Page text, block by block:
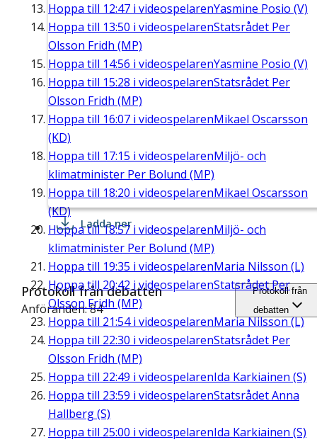
Hoppa till 12:47 i videospelarenYasmine Posio (V)
Hoppa till 13:50 i videospelarenStatsrådet Per
Olsson Fridh (MP)
Hoppa till 14:56 i videospelarenYasmine Posio (V)
Hoppa till 15:28 i videospelarenStatsrådet Per
Olsson Fridh (MP)
Hoppa till 16:07 i videospelarenMikael Oscarsson
(KD)
Hoppa till 17:15 i videospelarenMiljö- och
klimatminister Per Bolund (MP)
Hoppa till 18:20 i videospelarenMikael Oscarsson
(KD)
Hoppa till18:57 i videospelarenMiljö- och
klimatminister Per Bolund (MP)
Hoppa till 19:35 i videospelarenMaria Nilsson (L)
Hoppa till 20:42 i videospelarenStatsrådet Per
Olsson Fridh (MP)
Hoppa till 21:54i videospelarenMaria Nilsson (L)
Hoppa till 22:30 i videospelarenStatsrådet Per
Olsson Fridh (MP)
Hoppa till 22:49 i videospelarenIda Karkiainen (S)
Hoppa till 23:59 i videospelarenStatsrådet Anna
Hallberg (S)
Hoppa till 25:00 i videospelarenIda Karkiainen (S)
Ladda ner
Protokoll från debatten
Anföranden: 84
Protokoll från
debatten